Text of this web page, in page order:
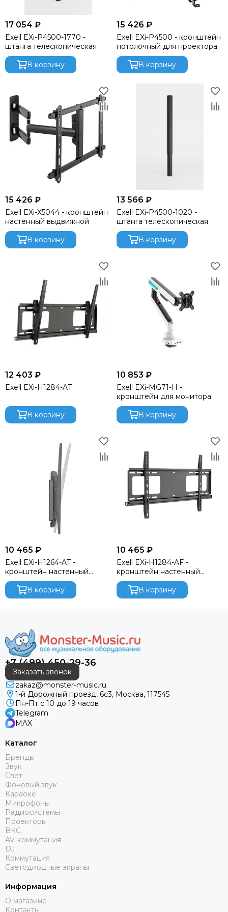
Яrilo
NEVOD
DSPPA
FDB Audio
Wyrestorm
DPA
Genelec
Canare
Ultimate Support
Montarbo
17 054 ₽
Exell EXi-P4500-1770 -
штанга телескопическая
В корзину
15 426 ₽
Exell EXi-P4500 - кронштейн
потолочный для проектора
В корзину
15 426 ₽
Exell EXi-X5044 - кронштейн
настенный выдвижной
В корзину
13 566 ₽
Exell EXi-P4500-1020 -
штанга телескопическая
В корзину
12 403 ₽
Exell EXi-H1284-AT
В корзину
10 853 ₽
Exell EXi-MG71-H -
кронштейн для монитора
В корзину
10 465 ₽
Exell EXi-H1264-AT -
кронштейн настенный
наклонный
В корзину
10 465 ₽
Exell EXi-H1284-AF -
кронштейн настенный
фиксированный
В корзину
+7 (499) 450-29-36
Заказать звонок
zakaz@monster-music.ru
1-й Дорожный проезд, 6с3, Москва, 117545
Пн-Пт с 10 до 19 часов
Telegram
MAX
Каталог
Бренды
Звук
Свет
Фоновый звук
Караоке
Микрофоны
Радиосистемы
Проекторы
ВКС
AV-коммутация
DJ
Коммутация
Светодиодные экраны
Информация
О магазине
Контакты